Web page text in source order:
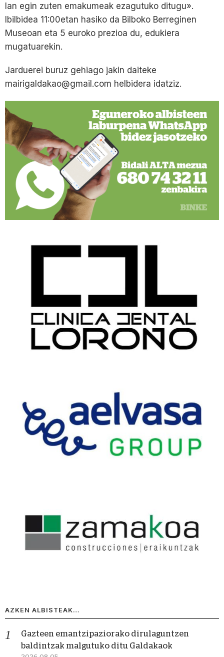
lan egin zuten emakumeak ezagutuko ditugu».
Ibilbidea 11:00etan hasiko da Bilboko Berreginen
Museoan eta 5 euroko prezioa du, edukiera
mugatuarekin.
Jarduerei buruz gehiago jakin daiteke
mairigaldakao@gmail.com helbidera idatziz.
AZKEN ALBISTEAK…
Gazteen emantzipaziorako dirulaguntzen
baldintzak malgutuko ditu Galdakaok